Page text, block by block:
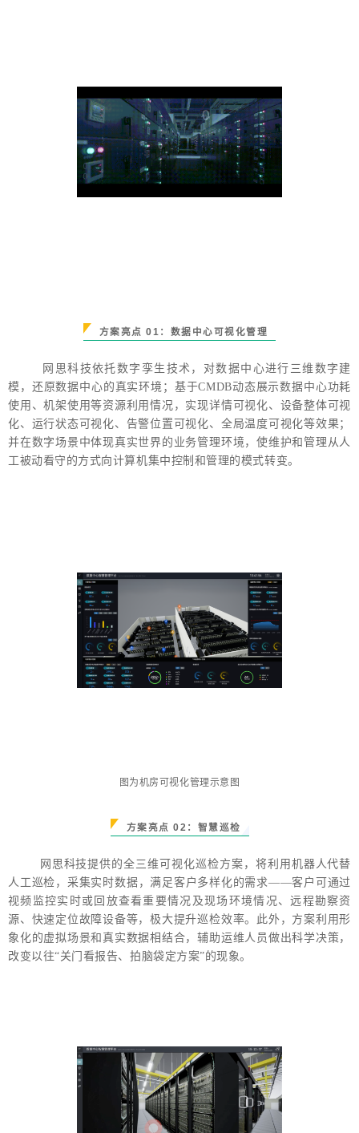
方案亮点 01：数据中心可视化管理
网思科技依托数字孪生技术，对数据中心进行三维数字建
模，还原数据中心的真实环境；基于CMDB动态展示数据中心功耗
使用、机架使用等资源利用情况，实现详情可视化、设备整体可视
化、运行状态可视化、告警位置可视化、全局温度可视化等效果；
并在数字场景中体现真实世界的业务管理环境，使维护和管理从人
工被动看守的方式向计算机集中控制和管理的模式转变。
图为机房可视化管理示意图
方案亮点 02：智慧巡检
网思科技提供的全三维可视化巡检方案，将利用机器人代替
人工巡检，采集实时数据，满足客户多样化的需求——客户可通过
视频监控实时或回放查看重要情况及现场环境情况、远程勘察资
源、快速定位故障设备等，极大提升巡检效率。此外，方案利用形
象化的虚拟场景和真实数据相结合，辅助运维人员做出科学决策，
改变以往“关门看报告、拍脑袋定方案”的现象。